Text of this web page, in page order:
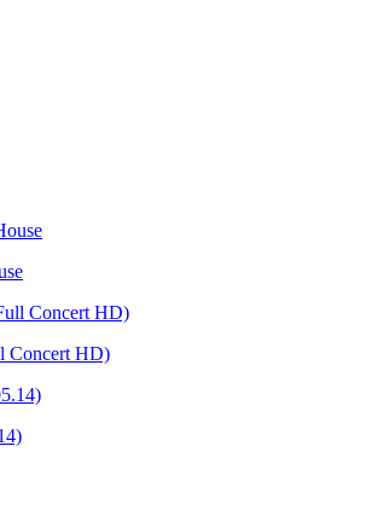
Concert HD)